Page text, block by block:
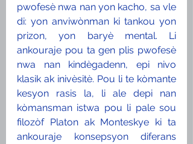
pwofesè nwa nan yon kacho, sa vle
di: yon anviwònman ki tankou yon
prizon, yon baryè mental. Li
ankouraje pou ta gen plis pwofesè
nwa nan kindègadenn, epi nivo
klasik ak inivèsitè. Pou li te kòmante
kesyon rasis la, li ale depi nan
kòmansman istwa pou li pale sou
filozòf Platon ak Monteskye ki ta
ankouraje konsepsyon diferans